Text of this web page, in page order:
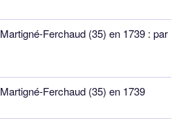
Ferchaud (35) en 1739 : par
Ferchaud (35) en 1739